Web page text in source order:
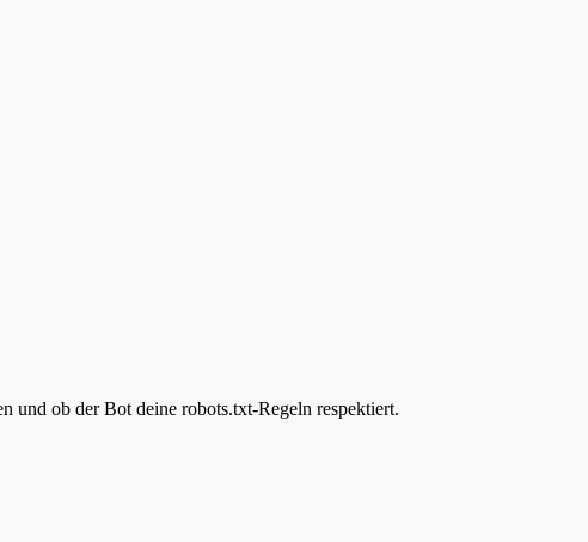
und ob der Bot deine robots.txt-Regeln respektiert.